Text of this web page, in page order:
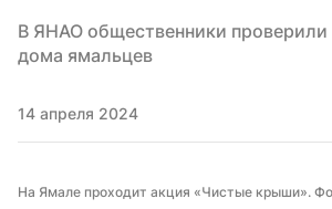
В ЯНАО общественники проверили
дома ямальцев
14 апреля 2024
На Ямале проходит акция «Чистые крыши».